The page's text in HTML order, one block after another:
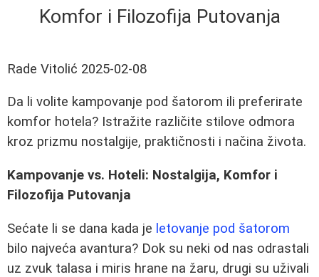
Komfor i Filozofija Putovanja
Rade Vitolić 2025-02-08
Da li volite kampovanje pod šatorom ili preferirate
komfor hotela? Istražite različite stilove odmora
kroz prizmu nostalgije, praktičnosti i načina života.
Kampovanje vs. Hoteli: Nostalgija, Komfor i
Filozofija Putovanja
Sećate li se dana kada je letovanje pod šatorom
bilo najveća avantura? Dok su neki od nas odrastali
uz zvuk talasa i miris hrane na žaru, drugi su uživali